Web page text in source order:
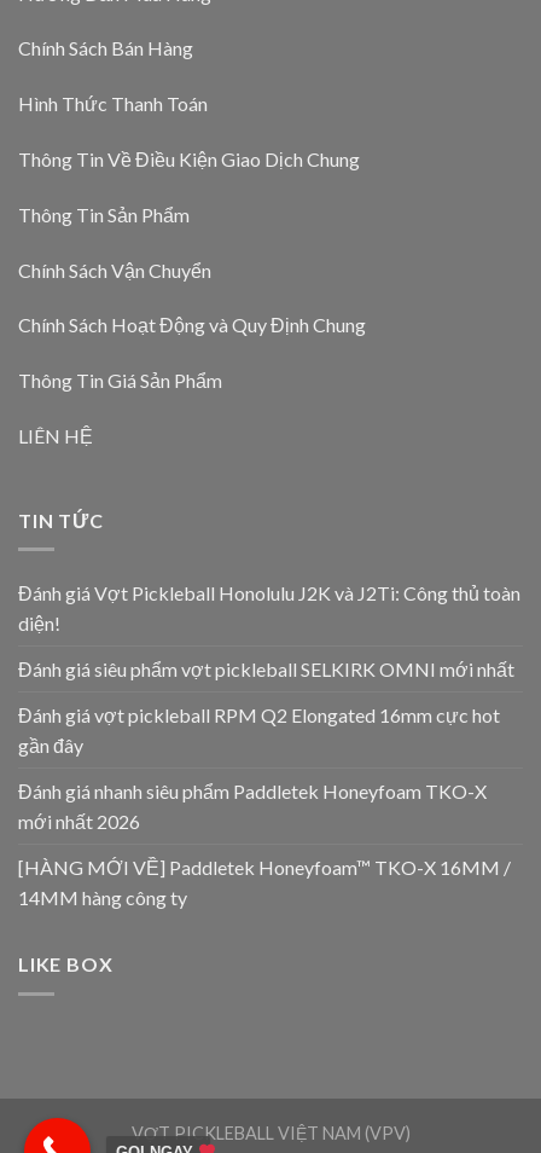
Chính Sách Bán Hàng
Hình Thức Thanh Toán
Thông Tin Về Điều Kiện Giao Dịch Chung
Thông Tin Sản Phẩm
Chính Sách Vận Chuyển
Chính Sách Hoạt Động và Quy Định Chung
Thông Tin Giá Sản Phẩm
LIÊN HỆ
TIN TỨC
Đánh giá Vợt Pickleball Honolulu J2K và J2Ti: Công thủ toàn
diện!
Đánh giá siêu phẩm vợt pickleball SELKIRK OMNI mới nhất
Đánh giá vợt pickleball RPM Q2 Elongated 16mm cực hot
gần đây
Đánh giá nhanh siêu phẩm Paddletek Honeyfoam TKO-X
mới nhất 2026
[HÀNG MỚI VỀ] Paddletek Honeyfoam™ TKO-X 16MM /
14MM hàng công ty
LIKE BOX
VỢT PICKLEBALL VIỆT NAM (VPV)